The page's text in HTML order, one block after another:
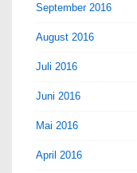
September 2016
August 2016
Juli 2016
Juni 2016
Mai 2016
April 2016